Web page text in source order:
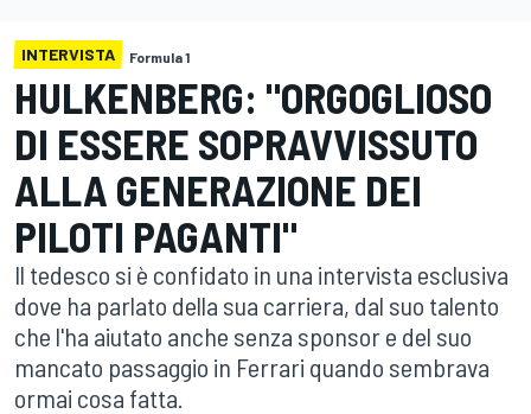
INTERVISTA Formula 1
HULKENBERG: "ORGOGLIOSO
DI ESSERE SOPRAVVISSUTO
ALLA GENERAZIONE DEI
PILOTI PAGANTI"
Il tedesco si è confidato in una intervista esclusiva
dove ha parlato della sua carriera, dal suo talento
che l'ha aiutato anche senza sponsor e del suo
mancato passaggio in Ferrari quando sembrava
ormai cosa fatta.